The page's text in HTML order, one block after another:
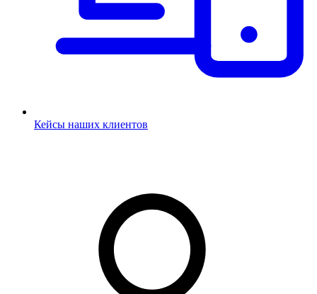
Кейсы наших клиентов